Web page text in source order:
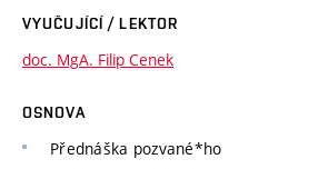
VYUČUJÍCÍ / LEKTOR
doc. MgA. Filip Cenek
OSNOVA
Přednáška pozvané*ho